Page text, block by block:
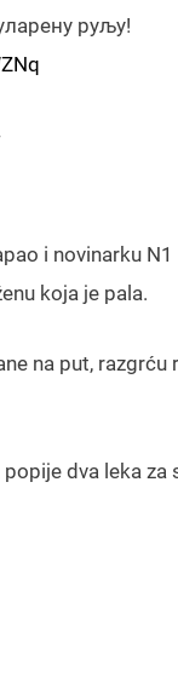
руљу!
i novinarku
koja je pala.
na put, razgrću
dva leka za